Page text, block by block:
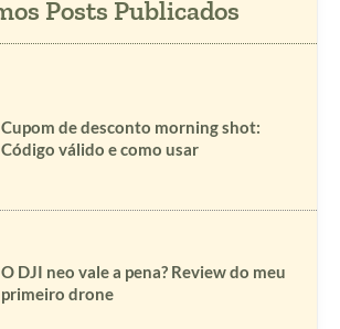
Cupom de desconto morning shot:
Código válido e como usar
O DJI neo vale a pena? Review do meu
primeiro drone